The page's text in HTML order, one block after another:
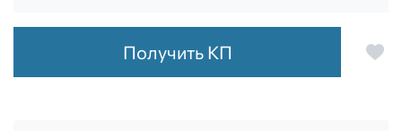
Получить КП